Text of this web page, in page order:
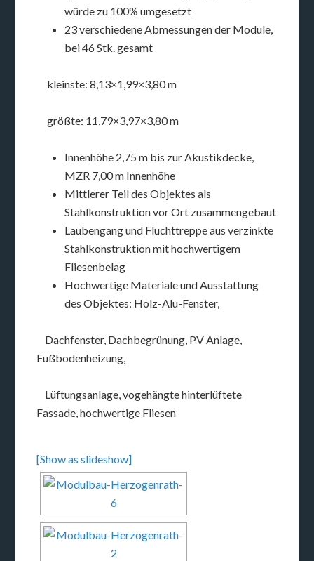
würde zu 100% umgesetzt
23 verschiedene Abmessungen der Module,
bei 46 Stk. gesamt
kleinste: 8,13×1,99×3,80 m
größte: 11,79×3,97×3,80 m
Innenhöhe 2,75 m bis zur Akustikdecke,
MZR 7,00 m Innenhöhe
Mittlerer Teil des Objektes als
Stahlkonstruktion vor Ort zusammengebaut
Laubengang und Fluchttreppe aus verzinkte
Stahlkonstruktion mit hochwertigem
Fliesenbelag
Hochwertige Materiale und Ausstattung
des Objektes: Holz-Alu-Fenster,
Dachfenster, Dachbegrünung, PV Anlage,
Fußbodenheizung,
Lüftungsanlage, vogehängte hinterlüftete
Fassade, hochwertige Fliesen
[Show as slideshow]